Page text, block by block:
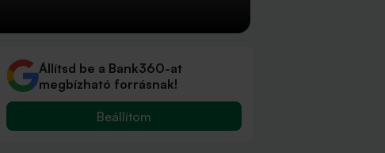
Állítsd be a Bank360-at
megbízható forrásnak!
Beállítom